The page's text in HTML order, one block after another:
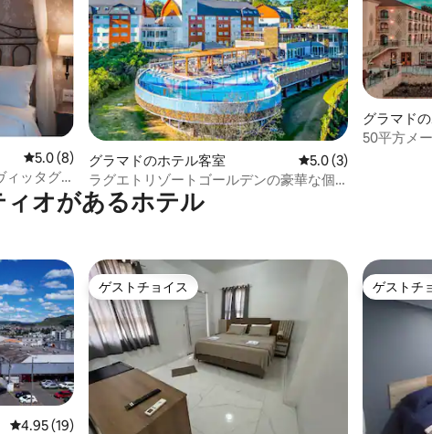
レビュー8件、5つ星中5.0つ星の平均評価
5.0 (8)
ィッタグ
グラマドのホテル客室 レビュー3件、5つ星
5.0 (3)
ラグエトリゾートゴールデンの豪華な個
室
グラマド
50平方メ
ィオがあるホ⁠テ⁠ル
レビュー19件、5つ星中4.95つ星の平均評価
4.95 (19)
ゲストチョイス
ゲストチョイス ゲストチ
ゲストチ